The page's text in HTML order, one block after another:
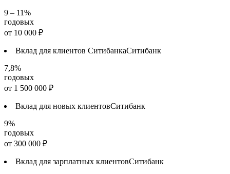
9 – 11%
годовых
от 10 000 ₽
Вклад для клиентов СитибанкаСитибанк
7,8%
годовых
от 1 500 000 ₽
Вклад для новых клиентовСитибанк
9%
годовых
от 300 000 ₽
Вклад для зарплатных клиентовСитибанк